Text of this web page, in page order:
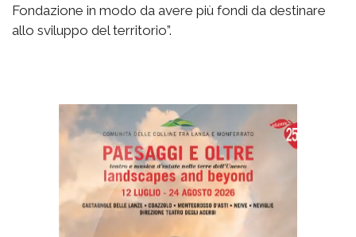
Fondazione in modo da avere più fondi da destinare
allo sviluppo del territorio”.